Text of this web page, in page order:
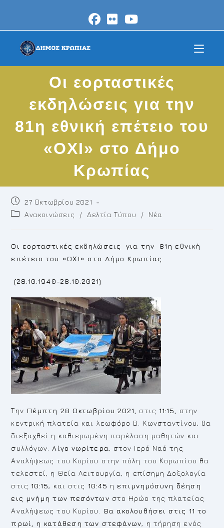
content
Οι εορταστικές
εκδηλώσεις για την
81η εθνική επέτειο του
«ΟΧΙ» στο Δήμο
Κρωπίας
Post
published:
27 Οκτωβρίου 2021
PostΑνακοινώσεις / Δελτία Τύπου / Νέα
Οι εορταστικές εκδηλώσεις για την 81η εθνική
επέτειο του «ΟΧΙ» στο Δήμο Κρωπίας
(28.10.1940-28.10.2021)
Την Πέμπτη 28 Οκτωβρίου 2021, στις 11:15, στην
κεντρική πλατεία και λεωφόρο Β. Κωνσταντίνου, θα
διεξαχθεί η καθιερωμένη παρέλαση μαθητών και
συλλόγων. Λίγο νωρίτερα, στον Ιερό Ναό της
Αναλήψεως του Κυρίου στην πόλη του Κορωπίου θα
τελεστεί, η Θεία Λειτουργία, η επίσημη Δοξολογία
στις 10:15, και στις 10:45 η επιμνημόσυνη δέηση
εις μνήμη των πεσόντων στο Ηρώο της πλατείας
Αναλήψεως του Κυρίου. Θα ακολουθήσει στις 11 το
πρωί,
η κατάθεση των στεφάνων, η τήρηση ενός